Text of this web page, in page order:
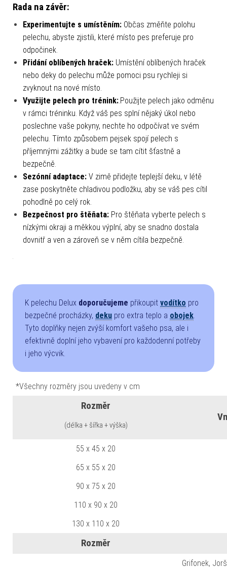
Rada na závěr:
Experimentujte s umístěním: Občas změňte polohu
pelechu, abyste zjistili, které místo pes preferuje pro
odpočinek.
Přidání oblíbených hraček: Umístění oblíbených hraček
nebo deky do pelechu může pomoci psu rychleji si
zvyknout na nové místo.
Využijte pelech pro trénink:.Použijte pelech jako odměnu
v rámci tréninku. Když váš pes splní nějaký úkol nebo
poslechne vaše pokyny, nechte ho odpočívat ve svém
pelechu. Tímto způsobem pejsek spojí pelech s
příjemnými zážitky a bude se tam cítit šťastně a
bezpečně.
Sezónní adaptace: V zimě přidejte teplejší deku, v létě
zase poskytněte chladivou podložku, aby se váš pes cítil
pohodlně po celý rok.
Bezpečnost pro štěňata: Pro štěňata vyberte pelech s
nízkými okraji a měkkou výplní, aby se snadno dostala
dovnitř a ven a zároveň se v něm cítila bezpečně.
K pelechu Delux doporučujeme přikoupit vodítko pro
bezpečné procházky, deku pro extra teplo a obojek.
Tyto doplňky nejen zvýší komfort vašeho psa, ale i
efektivně doplní jeho vybavení pro každodenní potřeby
i jeho výcvik.
*Všechny rozměry jsou uvedeny v cm
Rozměr
(délka + šířka + výška)
55 x 45 x 20
65 x 55 x 20
90 x 75 x 20
110 x 90 x 20
130 x 110 x 20
Rozměr
Grifonek,